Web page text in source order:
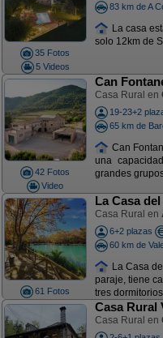
35 Fotos
5 Videos
83 km de A
La casa
solo 12km de
42 Fotos
Video
Can
Casa Rural en
19-23+2
65 km de
Can
una
grandes
61 Fotos
La Casa
Casa Rural en
6+2 plazas
60 km de
La Casa
paraje, tiene
tres
Casa Rural
Casa Rural en